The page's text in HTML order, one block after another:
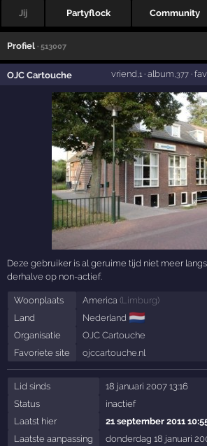
Jij Partyflock Community
Profiel · 513007
OJC Cartouche vriend ,1· album ,377·
Deze gebruiker is al geruime tijd niet meer
derhalve op non-actief.
Woonplaats America (Limburg)
Land
Nederland 🇳🇱
Organisatie
OJC Cartouche
Favoriete site
ojccartouche.nl
Lid sinds
18 januari 2007 13:16
Status
inactief
Laatst hier
21 september 2011
Laatste aanpassing
donderdag 18 januari